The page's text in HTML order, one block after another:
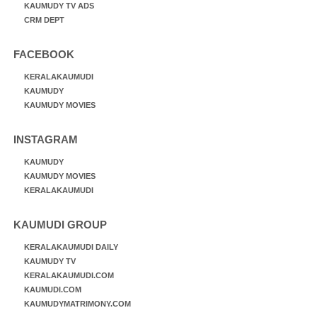
KAUMUDY TV ADS
CRM DEPT
FACEBOOK
KERALAKAUMUDI
KAUMUDY
KAUMUDY MOVIES
INSTAGRAM
KAUMUDY
KAUMUDY MOVIES
KERALAKAUMUDI
KAUMUDI GROUP
KERALAKAUMUDI DAILY
KAUMUDY TV
KERALAKAUMUDI.COM
KAUMUDI.COM
KAUMUDYMATRIMONY.COM